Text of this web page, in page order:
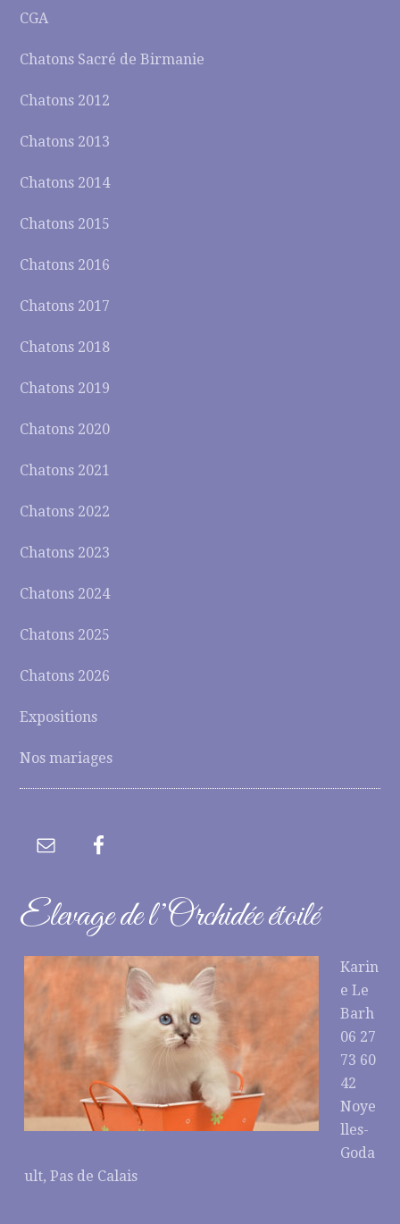
CGA
Chatons Sacré de Birmanie
Chatons 2012
Chatons 2013
Chatons 2014
Chatons 2015
Chatons 2016
Chatons 2017
Chatons 2018
Chatons 2019
Chatons 2020
Chatons 2021
Chatons 2022
Chatons 2023
Chatons 2024
Chatons 2025
Chatons 2026
Expositions
Nos mariages
Elevage de l’Orchidée étoilé
Karin
e Le
Barh
06 27
73 60
42
Noye
lles-
Goda
ult, Pas de Calais